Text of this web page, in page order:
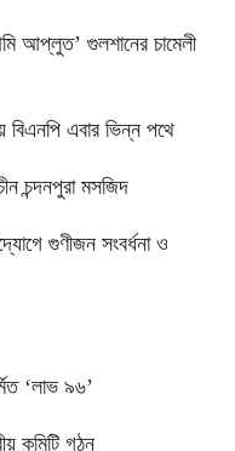
আপ্লুত’ গুলশানের চামেলী
বিএনপি এবার ভিন্ন পথে
চন্দনপুরা মসজিদ
গুণীজন সংবর্ধনা ও
‘লাভ ৯৬’
কমিটি গঠন